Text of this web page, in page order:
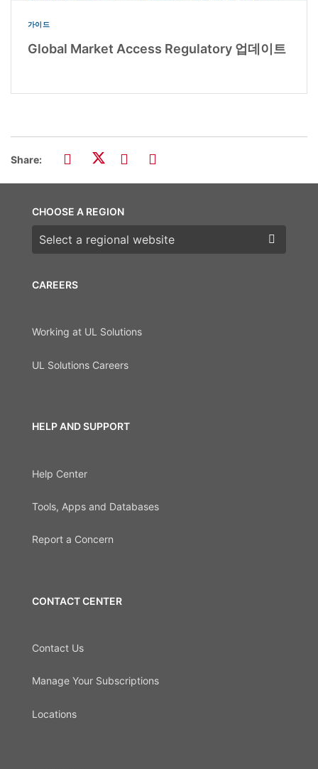
가이드
Global Market Access Regulatory 업데이트
Share:
CAREERS
Working at UL Solutions
UL Solutions Careers
HELP AND SUPPORT
Help Center
Tools, Apps and Databases
Report a Concern
CONTACT CENTER
Contact Us
Manage Your Subscriptions
Locations
CHOOSE A REGION
Choose a region